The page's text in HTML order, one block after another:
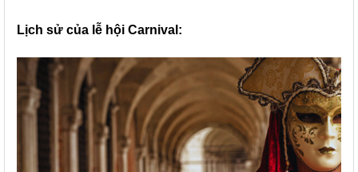
Lịch sử của lễ hội Carnival: